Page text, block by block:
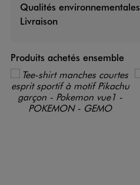
Qualités environnementales
Livraison
Produits achetés ensemble